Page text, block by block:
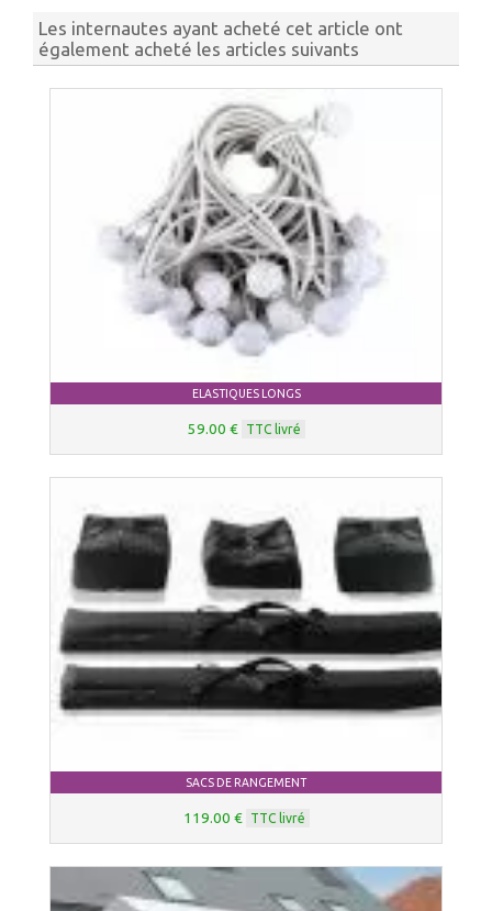
Les internautes ayant acheté cet article ont
également acheté les articles suivants
ELASTIQUES LONGS
59.00 € TTC livré
SACS DE RANGEMENT
119.00 € TTC livré